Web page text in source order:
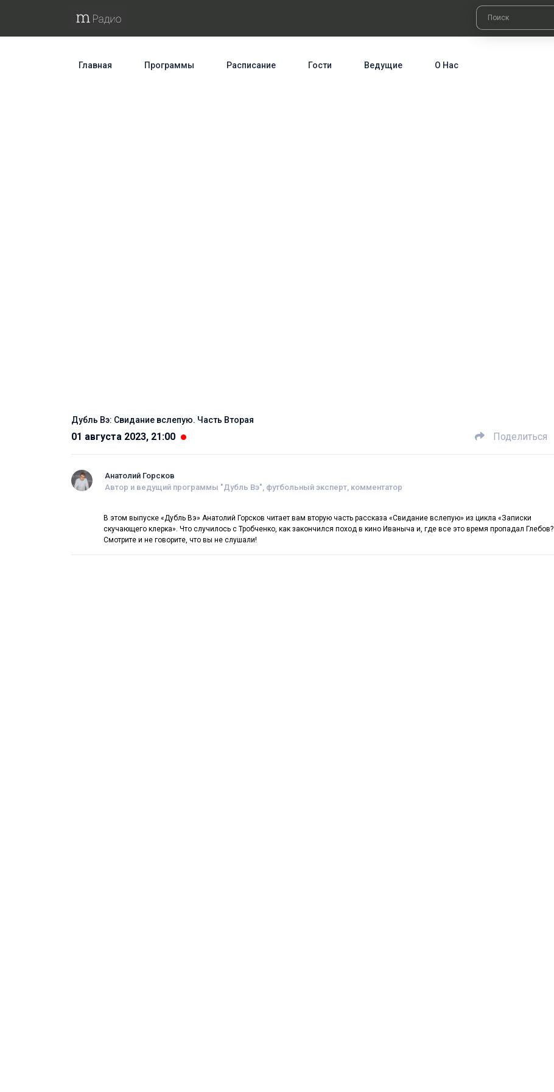
Главная Программы Расписание Гости Ведущие О Нас
Дубль Вэ: Свидание вслепую. Часть Вторая
01 августа 2023, 21:00 Поделиться
Анатолий Горсков
Автор и ведущий программы "Дубль Вэ", футбольный эксперт, комментатор
В этом выпуске «Дубль Вэ» Анатолий Горсков читает вам вторую часть рассказа «Свидание вслепую» из цикла «Записки
скучающего клерка». Что случилось с Тробченко, как закончился поход в кино Иваныча и, где все это время пропадал Глебов?
Смотрите и не говорите, что вы не слушали!